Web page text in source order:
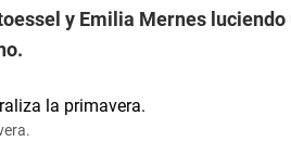
y Emilia Mernes luciendo